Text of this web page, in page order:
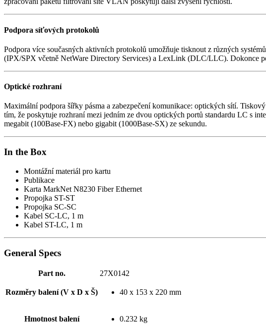
Podpora síťových protokolů
Podpora více současných aktivních protokolů umožňuje tisknout z různých
(IPX/SPX včetně NetWare Directory Services) a LexLink (DLC/LLC). Dokonce
Optické rozhraní
Maximální podpora šířky pásma a zabezpečení komunikace: optických sítí.
tím, že poskytuje rozhraní mezi jedním ze dvou optických portů standardu LC s
megabit (100Base-FX) nebo gigabit (1000Base-SX) ze sekundu.
In the Box
Montážní materiál pro kartu
Publikace
Karta MarkNet N8230 Fiber Ethernet
Propojka ST-ST
Propojka SC-SC
Kabel SC-LC, 1 m
Kabel ST-LC, 1 m
General Specs
Part no. 27X0142
Rozměry balení (V x D x Š) 40 x 153 x 220 mm
Hmotnost balení 0.232 kg